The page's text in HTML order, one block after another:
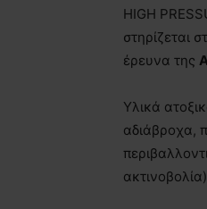
HIGH
στηρίζεται
έρευνα της
Υλικά
αδιάβροχα,